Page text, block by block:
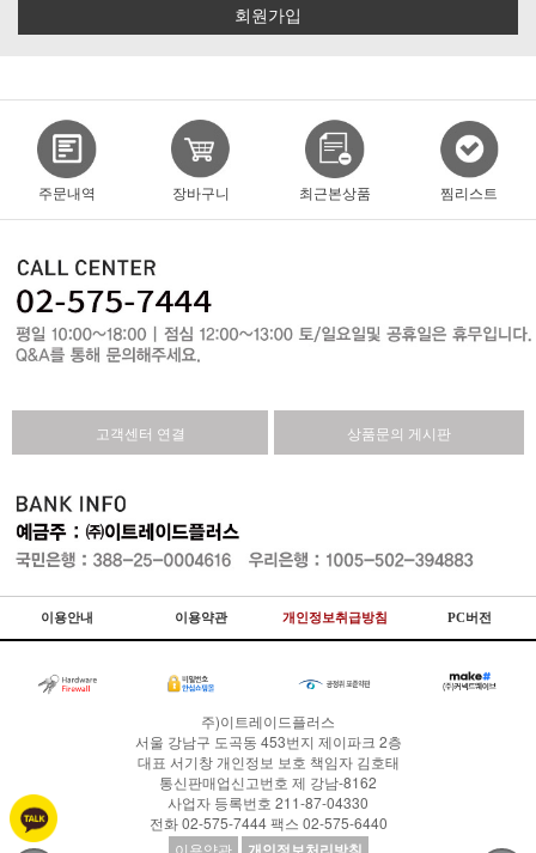
회원가입
주문내역 장바구니 최근본상품 찜리스트
고객센터 연결 상품문의 게시판
이용안내 이용약관 개인정보취급방침 PC버전
주)이트레이드플러스
서울 강남구 도곡동 453번지 제이파크 2층
대표 서기창 개인정보 보호 책임자김호태
통신판매업신고번호 제 강남-8162
사업자 등록번호 211-87-04330
전화02-575-7444팩스 02-575-6440
이용약관